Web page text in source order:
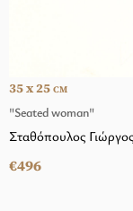
"Seated woman"
35 x 25 CM
Σταθόπουλος Γιώργος
€496